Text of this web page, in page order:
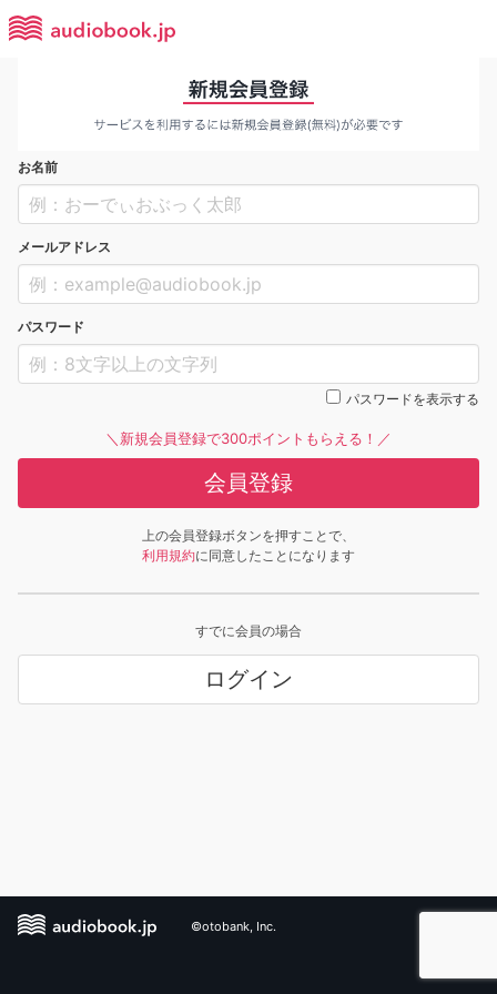
お名前
メールアドレス
パスワード
パスワードを表示する
＼新規会員登録で300ポイントもらえる！／
会員登録
上の会員登録ボタンを押すことで、
利用規約に同意したことになります
すでに会員の場合
ログイン
©otobank, Inc.